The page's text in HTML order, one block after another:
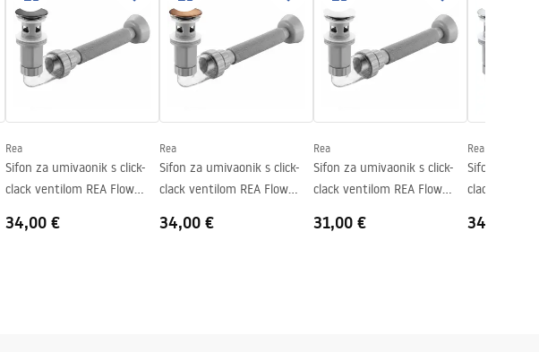
Rea
Sifon za umivaonik s click-
clack ventilom REA Flow
34,00 €
Rea
Sifon za umivaonik s click-
clack ventilom REA Flow
34,00 €
Rea
Sifon za umivaonik s click-
clack ventilom REA Flow
31,00 €
Rea
Sifon za
clack
34,00 €